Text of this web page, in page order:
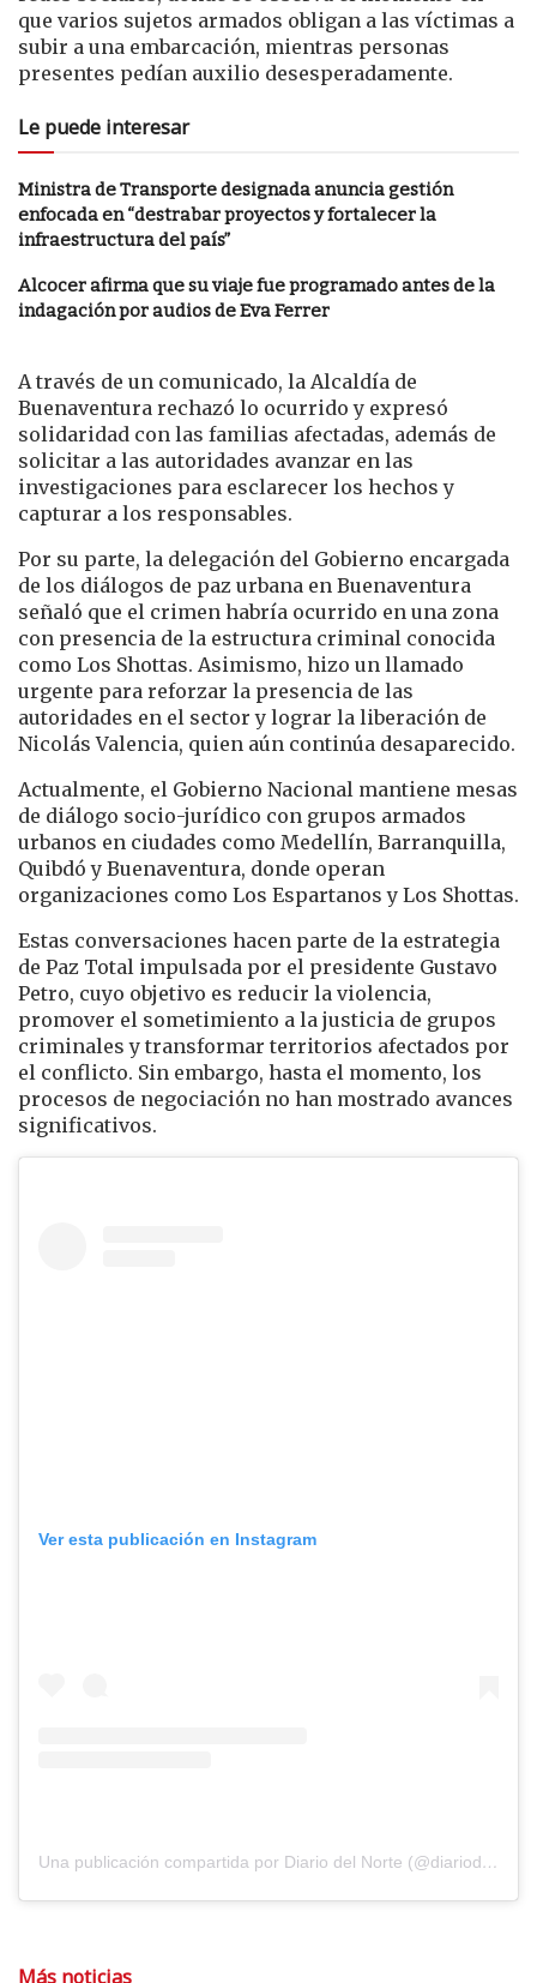
que varios sujetos armados obligan a las víctimas a
subir a una embarcación, mientras personas
presentes pedían auxilio desesperadamente.
Le puede interesar
Ministra de Transporte designada anuncia gestión
enfocada en “destrabar proyectos y fortalecer la
infraestructura del país”
Alcocer afirma que su viaje fue programado antes de la
indagación por audios de Eva Ferrer
A través de un comunicado, la Alcaldía de
Buenaventura rechazó lo ocurrido y expresó
solidaridad con las familias afectadas, además de
solicitar a las autoridades avanzar en las
investigaciones para esclarecer los hechos y
capturar a los responsables.
Por su parte, la delegación del Gobierno encargada
de los diálogos de paz urbana en Buenaventura
señaló que el crimen habría ocurrido en una zona
con presencia de la estructura criminal conocida
como Los Shottas. Asimismo, hizo un llamado
urgente para reforzar la presencia de las
autoridades en el sector y lograr la liberación de
Nicolás Valencia, quien aún continúa desaparecido.
Actualmente, el Gobierno Nacional mantiene mesas
de diálogo socio-jurídico con grupos armados
urbanos en ciudades como Medellín, Barranquilla,
Quibdó y Buenaventura, donde operan
organizaciones como Los Espartanos y Los Shottas.
Estas conversaciones hacen parte de la estrategia
de Paz Total impulsada por el presidente Gustavo
Petro, cuyo objetivo es reducir la violencia,
promover el sometimiento a la justicia de grupos
criminales y transformar territorios afectados por
el conflicto. Sin embargo, hasta el momento, los
procesos de negociación no han mostrado avances
significativos.
Ver esta publicación en Instagram
Una publicación compartida por Diario del Norte (@diariodelnorte)
Más noticias